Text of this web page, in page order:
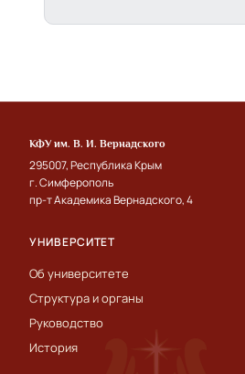
КФУ им. В. И. Вернадского
295007, Республика Крым
г. Симферополь
пр-т Академика Вернадского, 4
УНИВЕРСИТЕТ
Об университете
Структура и органы
Руководство
История